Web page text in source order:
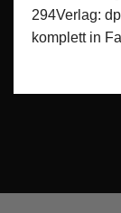
294Verlag:
komplett in